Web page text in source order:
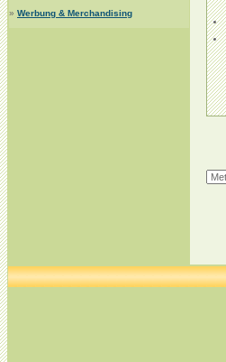
» Werbung & Merchandising